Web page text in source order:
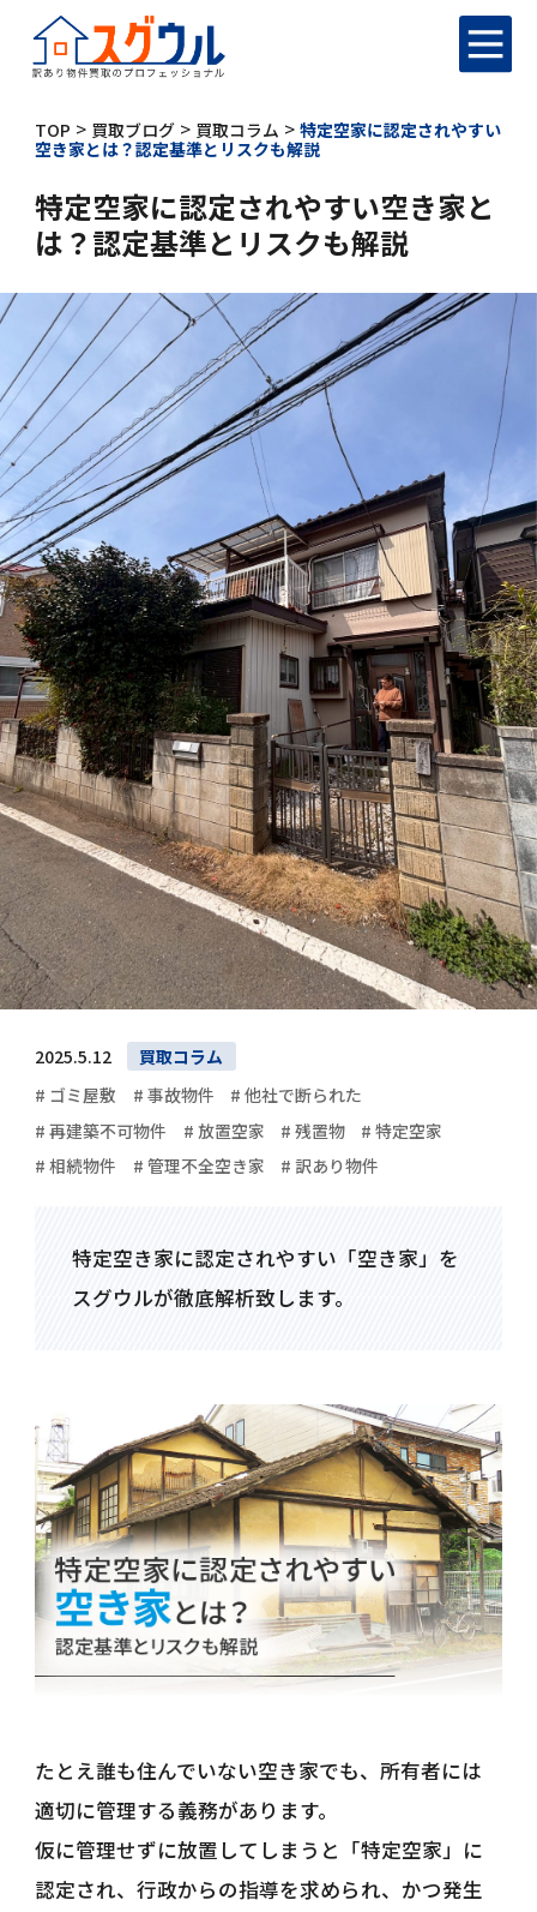
TOP > 買取ブログ > 買取コラム >特定空家に認定されやすい
空き家とは？認定基準とリスクも解説
特定空家に認定されやすい空き家と
は？認定基準とリスクも解説
2025.5.12
買取コラム
# ゴミ屋敷
# 事故物件
# 他社で断られた
# 再建築不可物件
# 放置空家 # 残置物
# 特定空家
# 相続物件
# 管理不全空き家 # 訳あり物件
特定空き家に認定されやすい「空き家」を
スグウルが徹底解析致します。
たとえ誰も住んでいない空き家でも、所有者には
適切に管理する義務があります。
仮に管理せずに放置してしまうと「特定空家」に
認定され、行政からの指導を求められ、かつ発生